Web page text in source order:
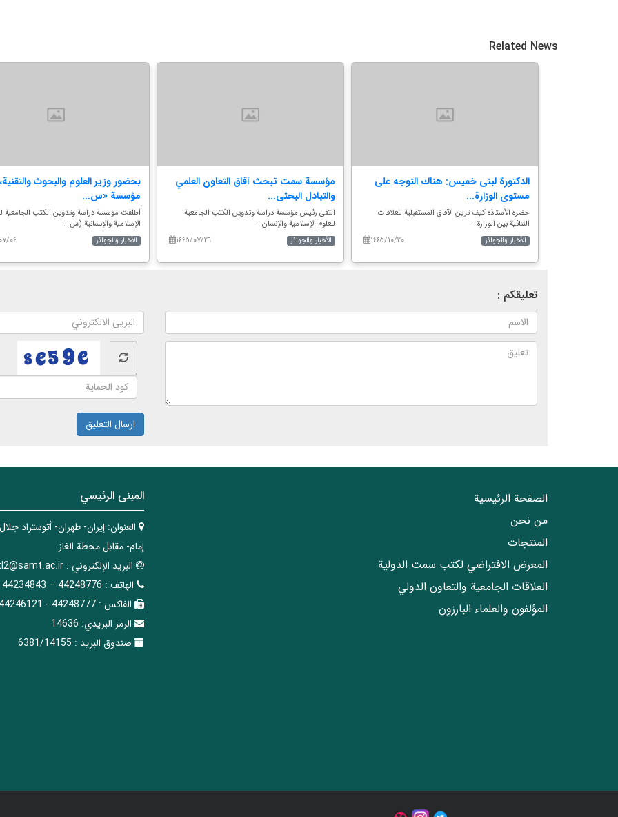
Related News
بحضور وزير العلوم والبحوث
مؤسسة «س...
أطلقت مؤسسة دراسة وتدوين الكتب الجامعية
الإسلامية والإنسانية (س...
الأخبار والجوائز
مؤسسة سمت تبحث آفاق التعاون العلمي
والتبادل البحثی...
التقى رئيس مؤسسة دراسة وتدوين الكتب الجامعية
للعلوم الإسلامية والإنسان...
١٤٤٥/٠٧/٢٦
الأخبار والجوائز
الدكتورة لبنى خميس: هناك التوجه على
مستوى الوزارة...
حضرة الأستاذة كيف ترين الآفاق المستقبلية للعلاقات
الثنائية بين الوزارة...
١٤٤٥/١٠/٢٠
الأخبار والجوائز
تعليقكم :
ارسال التعليق
الصفحة الرئيسية
من نحن
المنتجات
المعرض الافتراضي لكتب سمت الدولية
العلاقات الجامعیة والتعاون الدولي
المؤلفون والعلماء البارزون
المبنی الرئيسي
العنوان: إيران- طهران- أتوستراد
إمام- مقابل محطة الغاز
البريد الإلکتروني :
الهاتف : 44248776 – 44234843
الفاکس : 44248777 - 44246121
الرمز البريدي: 14636
صندوق البريد : 6381/14155